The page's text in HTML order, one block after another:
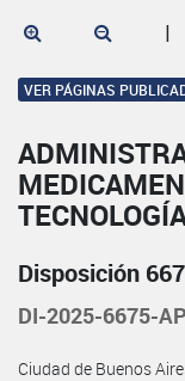
|
VER PÁGINAS
Disposición
DI-2025-6675-
Ciudad de Buenos